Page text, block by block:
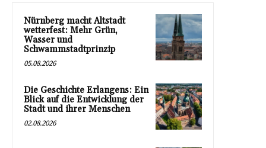
Nürnberg macht Altstadt
wetterfest: Mehr Grün,
Wasser und
Schwammstadtprinzip
05.08.2026
Die Geschichte Erlangens: Ein
Blick auf die Entwicklung der
Stadt und ihrer Menschen
02.08.2026